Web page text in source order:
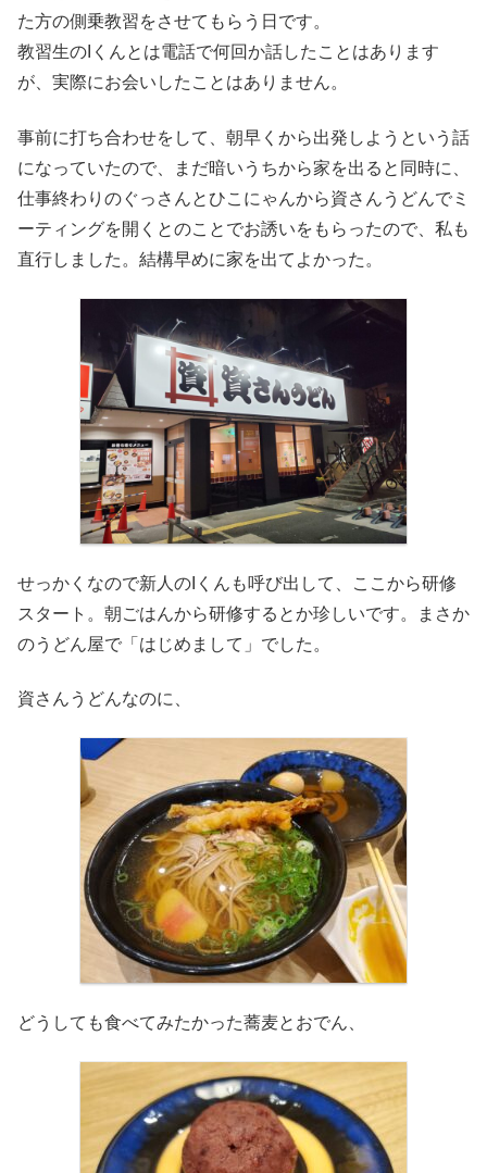
た方の側乗教習をさせてもらう日です。
教習生のIくんとは電話で何回か話したことはあります
が、実際にお会いしたことはありません。
事前に打ち合わせをして、朝早くから出発しようという話
になっていたので、まだ暗いうちから家を出ると同時に、
仕事終わりのぐっさんとひこにゃんから資さんうどんでミ
ーティングを開くとのことでお誘いをもらったので、私も
直行しました。結構早めに家を出てよかった。
せっかくなので新人のIくんも呼び出して、ここから研修
スタート。朝ごはんから研修するとか珍しいです。まさか
のうどん屋で「はじめまして」でした。
資さんうどんなのに、
どうしても食べてみたかった蕎麦とおでん、